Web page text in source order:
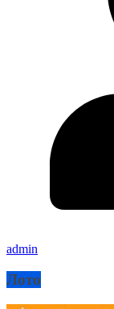
admin
Лото